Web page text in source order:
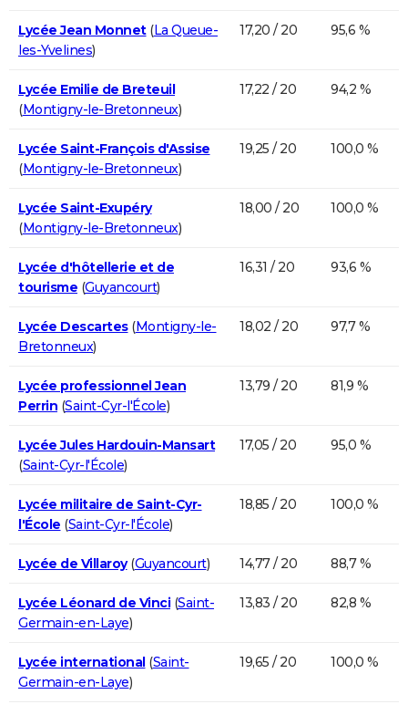
Lycée Jean Monnet(La Queue-
les-Yvelines)
17,20 / 20 95,6 %
Lycée Emilie de Breteuil
(Montigny-le-Bretonneux)
17,22 / 20 94,2 %
Lycée Saint-François d'Assise
(Montigny-le-Bretonneux)
19,25 / 20 100,0 %
Lycée Saint-Exupéry
(Montigny-le-Bretonneux)
18,00 / 20 100,0 %
Lycée d'hôtellerie et de
tourisme (Guyancourt)
16,31 / 20 93,6 %
Lycée Descartes(Montigny-le-
Bretonneux)
18,02 / 20 97,7 %
Lycée professionnel Jean
Perrin (Saint-Cyr-l'École)
13,79 / 20 81,9 %
Lycée Jules Hardouin-Mansart
(Saint-Cyr-l'École)
17,05 / 20 95,0 %
Lycée militaire de Saint-Cyr-
l'École (Saint-Cyr-l'École)
18,85 / 20 100,0 %
Lycée de Villaroy(Guyancourt) 14,77 / 20 88,7 %
Lycée Léonard de Vinci(Saint-
Germain-en-Laye)
13,83 / 20 82,8 %
Lycée international(Saint-
Germain-en-Laye)
19,65 / 20 100,0 %